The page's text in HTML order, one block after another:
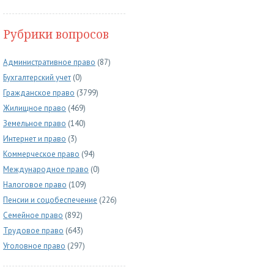
Рубрики вопросов
Административное право (87)
Бухгалтерский учет (0)
Гражданское право (3799)
Жилищное право (469)
Земельное право (140)
Интернет и право (3)
Коммерческое право (94)
Международное право (0)
Налоговое право (109)
Пенсии и соцобеспечение (226)
Семейное право (892)
Трудовое право (643)
Уголовное право (297)